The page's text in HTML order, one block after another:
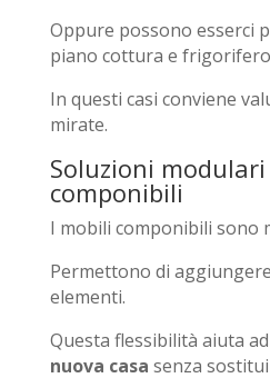
Oppure possono esserci
piano cottura e
In questi casi conviene
mirate.
Soluzioni
componibili
I mobili componibili sono
Permettono di
elementi.
Questa flessibilità aiuta ad
nuova casa senza